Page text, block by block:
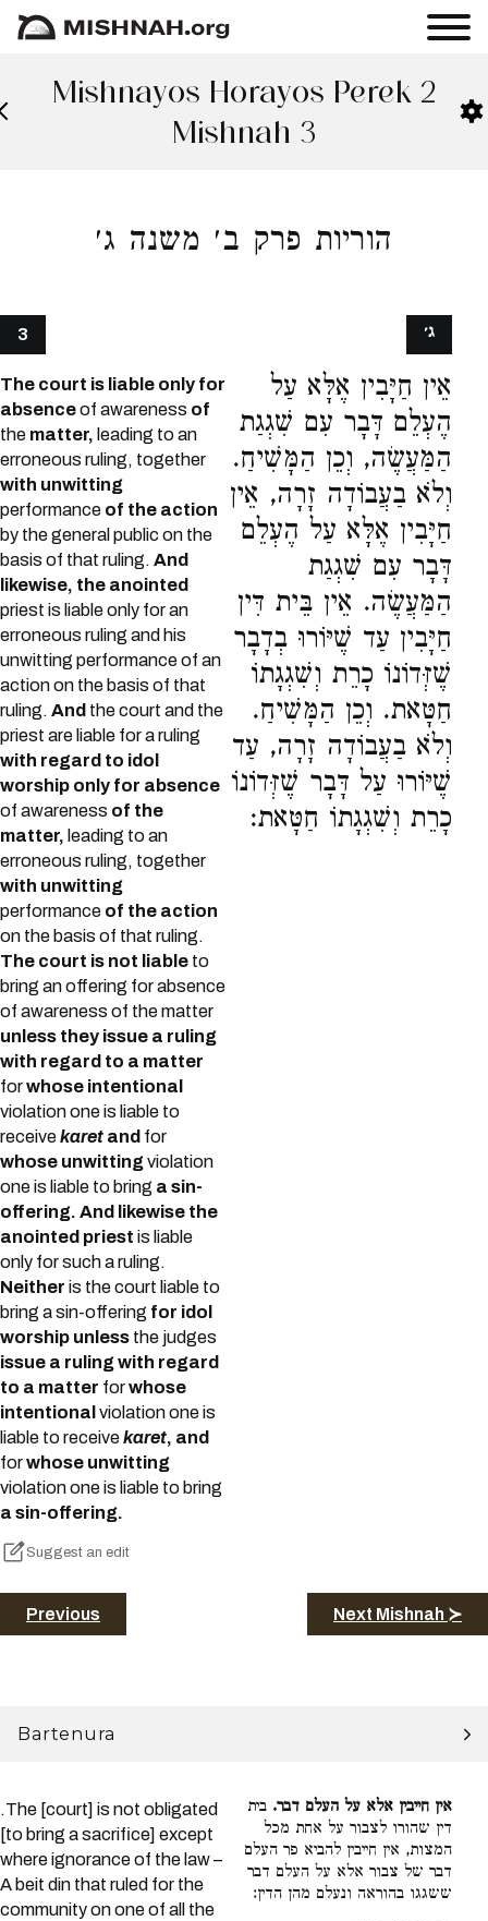
Mishnayos Horayos Perek 2
Mishnah 3
הוריות פרק ב׳ משנה ג׳
3
The court is liable only for
absenceof awareness of
the matter, leading to an
erroneous ruling, together
with unwitting
performance of the action
by the general public on the
basis of that ruling. And
likewise, the anointed
priest is liable only for an
erroneous ruling and his
unwitting performance of an
action on the basis of that
ruling. And the court and the
priest are liable for a ruling
with regard to idol
worship only for absence
of awareness of the
matter, leading to an
erroneous ruling, together
with unwitting
performance of the action
on the basis of that ruling.
The court is not liable to
bring an offering for absence
of awareness of the matter
unless they issue a ruling
with regard to a matter
forwhose intentional
violation one is liable to
receivekaret and for
whose unwittingviolation
one is liable to bring a sin-
offering. And likewise the
anointed priest is liable
only for such a ruling.
Neither is the court liable to
bring a sin-offering for idol
worship unless the judges
issue a ruling with regard
to a matter forwhose
intentional violation one is
liable to receivekaret, and
forwhose unwitting
violation one is liable to bring
a sin-offering.
Suggest an edit
אֵין חַיָּבִין אֶלָּא עַל
הֶעְלֵם דָּבָר עִם שִׁגְגַת
הַמַּעֲשֶׂה, וְכֵן הַמָּשִׁיחַ.
וְלֹא בַעֲבוֹדָה זָרָה, אֵין
חַיָּבִין אֶלָּא עַל הֶעְלֵם
דָּבָר עִם שִׁגְגַת
הַמַּעֲשֶׂה. אֵין בֵּית דִּין
חַיָּבִין עַד שֶׁיּוֹרוּ בְדָבָר
שֶׁזְּדוֹנוֹ כָרֵת וְשִׁגְגָתוֹ
חַטָּאת. וְכֵן הַמָּשִׁיחַ.
וְלֹא בַעֲבוֹדָה זָרָה, עַד
שֶׁיּוֹרוּ עַל דָּבָר שֶׁזְּדוֹנוֹ
כָרֵת וְשִׁגְגָתוֹ חַטָּאת:
ג׳
Previous Next Mishnah ≻
Bartenura
.The [court] is not obligated
[to bring a sacrifice] except
where ignorance of the law –
A beit din that ruled for the
community on one of all the
אין חייבין אלא על העלם דבר. בית
דין שהורו לצבור על אחת מכל
המצות, אין חייבין להביא פר העלם
דבר של צבור אלא על העלם דבר
ששגגו בהוראה ונעלם מהן הדין: